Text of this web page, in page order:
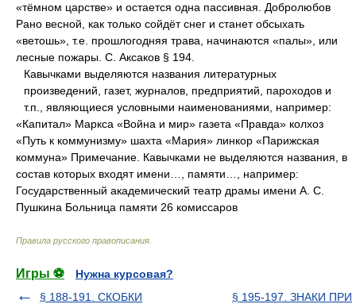
«тёмном царстве» и остается одна пассивная. Добролюбов
Рано весной, как только сойдёт снег и станет обсыхать
«ветошь», т.е. прошлогодняя трава, начинаются «палы», или
лесные пожары. С. Аксаков § 194.
Кавычками выделяются названия литературных
произведений, газет, журналов, предприятий, пароходов и
т.п., являющиеся условными наименованиями, например:
«Капитал» Маркса «Война и мир» газета «Правда» колхоз
«Путь к коммунизму» шахта «Мария» линкор «Парижская
коммуна» Примечание. Кавычками не выделяются названия, в
состав которых входят имени…, памяти…, например:
Государственный академический театр драмы имени А. С.
Пушкина Больница памяти 26 комиссаров
Правила русского правописания
Игры ⚽
Нужна курсовая?
§ 188-191. СКОБКИ
§ 195-197. ЗНАКИ ПРИ